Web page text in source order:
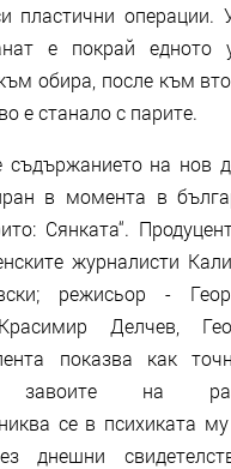
пластични операции.
е покрай едното
обира, после към
е станало с парите.
съдържанието на нов
в момента в
Сянката“.
журналисти
режисьор -
Делчев,
показва как
завоите на
се в психиката
днешни